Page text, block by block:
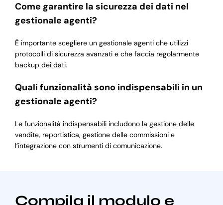
Come garantire la sicurezza dei dati nel
gestionale agenti?
È importante scegliere un gestionale agenti che utilizzi
protocolli di sicurezza avanzati e che faccia regolarmente
backup dei dati.
Quali funzionalità sono indispensabili in un
gestionale agenti?
Le funzionalità indispensabili includono la gestione delle
vendite, reportistica, gestione delle commissioni e
l’integrazione con strumenti di comunicazione.
Compila il modulo e